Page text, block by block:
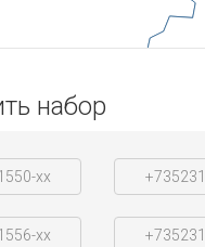
набор
xx
xx